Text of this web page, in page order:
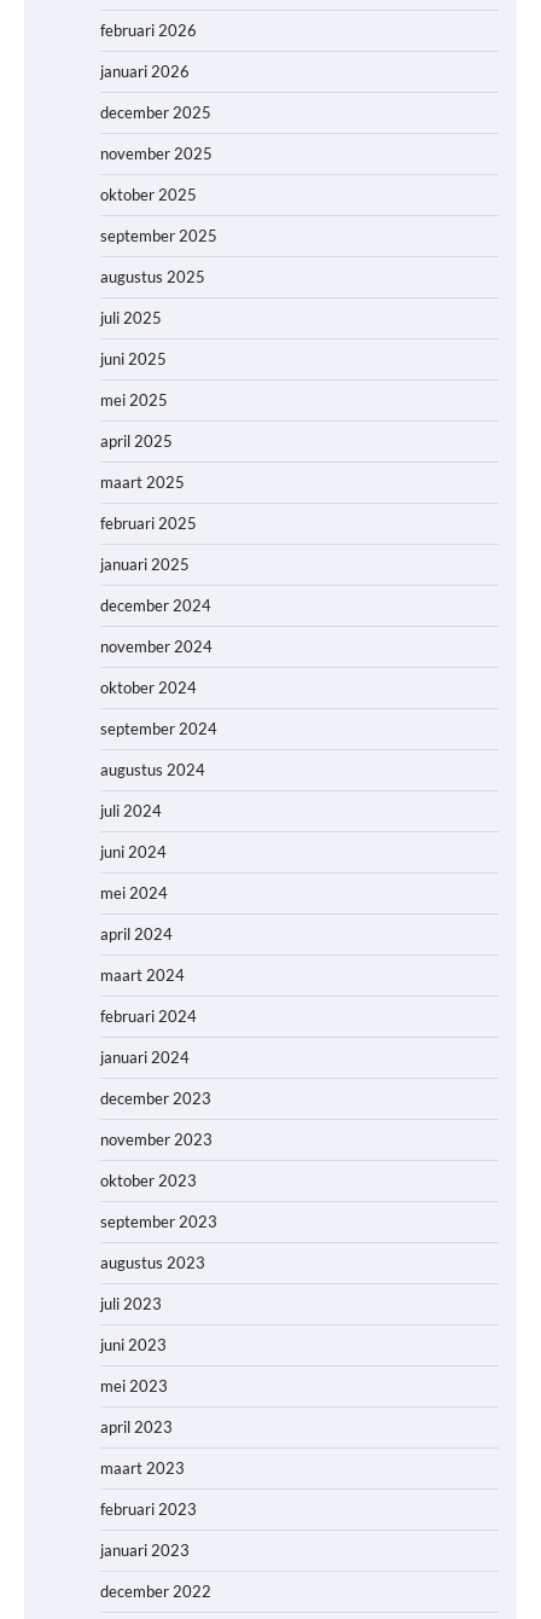
februari 2026
januari 2026
december 2025
november 2025
oktober 2025
september 2025
augustus 2025
juli 2025
juni 2025
mei 2025
april 2025
maart 2025
februari 2025
januari 2025
december 2024
november 2024
oktober 2024
september 2024
augustus 2024
juli 2024
juni 2024
mei 2024
april 2024
maart 2024
februari 2024
januari 2024
december 2023
november 2023
oktober 2023
september 2023
augustus 2023
juli 2023
juni 2023
mei 2023
april 2023
maart 2023
februari 2023
januari 2023
december 2022